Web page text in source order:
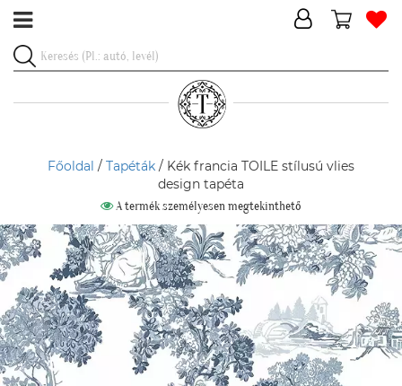
Főoldal / Tapéták / Kék francia TOILE stílusú vlies
design tapéta
A termék személyesen megtekinthető